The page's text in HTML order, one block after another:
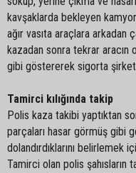
kavşaklarda bekleyen
ağır vasıta araçlara arkadan
kazadan sonra tekrar aracın
gibi göstererek sigorta
Tamirci kılığında takip
Polis kaza takibi yaptıktan
parçaları hasar görmüş gibi
dolandırdıklarını belirlemek
Tamirci olan polis şahısların